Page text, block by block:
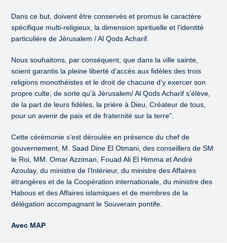
Dans ce but, doivent être conservés et promus le caractère
spécifique multi-religieux, la dimension spirituelle et l’identité
particulière de Jérusalem / Al Qods Acharif.
Nous souhaitons, par conséquent, que dans la ville sainte,
soient garantis la pleine liberté d’accès aux fidèles des trois
religions monothéistes et le droit de chacune d’y exercer son
propre culte, de sorte qu’à Jérusalem/ Al Qods Acharif s’élève,
de la part de leurs fidèles, la prière à Dieu, Créateur de tous,
pour un avenir de paix et de fraternité sur la terre”.
Cette cérémonie s’est déroulée en présence du chef de
gouvernement, M. Saad Dine El Otmani, des conseillers de SM
le Roi, MM. Omar Azziman, Fouad Ali El Himma et André
Azoulay, du ministre de l’Intérieur, du ministre des Affaires
étrangères et de la Coopération internationale, du ministre des
Habous et des Affaires islamiques et de membres de la
délégation accompagnant le Souverain pontife.
Avec MAP